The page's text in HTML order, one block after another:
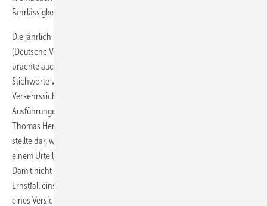
Fahrlässigkeit gewertet wird (AZ: 1 U 491/09).
Die jährlich stattfindende Gemeinschaftstagung von ZVSHK und DWA
(Deutsche Vereinigung für Wasserwirtschaft, Abwasser und Abfall)
brachte auch diesmal den 150 Teilnehmern Impulse für ihre Jobs.
Stichworte wie Betreiberverpflichtungen, Haftung,
Verkehrssicherungs- oder Sorgfaltspflicht kamen in den
Ausführungen des Rechtsanwalts in vielen Zusammenhängen vor.
Thomas Herrig wies den Weg durch den Paragraphen-Dschungel und
stellte dar, wie zielsicher Richter über diese genannten Punkte zu
einem Urteil kommen und Schadensersatzforderungen festlegen.
Damit nicht genug: Wer darauf vertraut, dass seine Versicherung im
Ernstfall einspringen wird, könnte sich irren. Die Zahlungswilligkeit
eines Versicherers hat durchaus Grenzen, machte Mark Grusdas vom